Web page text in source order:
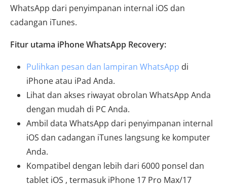
WhatsApp dari penyimpanan internal iOS dan
cadangan iTunes.
Fitur utama iPhone WhatsApp Recovery:
Pulihkan pesan dan lampiran WhatsApp di
iPhone atau iPad Anda.
Lihat dan akses riwayat obrolan WhatsApp Anda
dengan mudah di PC Anda.
Ambil data WhatsApp dari penyimpanan internal
iOS dan cadangan iTunes langsung ke komputer
Anda.
Kompatibel dengan lebih dari 6000 ponsel dan
tablet iOS , termasuk iPhone 17 Pro Max/17